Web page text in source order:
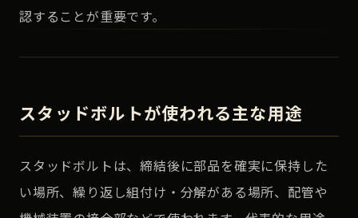
認することが重要です。
スタッドボルトが使われる主な用途
スタッドボルトは、締結後に部品を確実に保持した
い場所、繰り返し組付け・分解がある場所、配管や